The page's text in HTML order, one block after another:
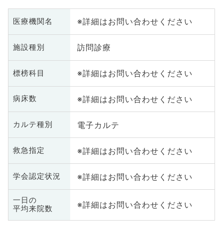
医療機関名 ※詳細はお問い合わせください
施設種別 訪問診療
標榜科目 ※詳細はお問い合わせください
病床数 ※詳細はお問い合わせください
カルテ種別 電子カルテ
救急指定 ※詳細はお問い合わせください
学会認定状況 ※詳細はお問い合わせください
一日の
平均来院数
※詳細はお問い合わせください